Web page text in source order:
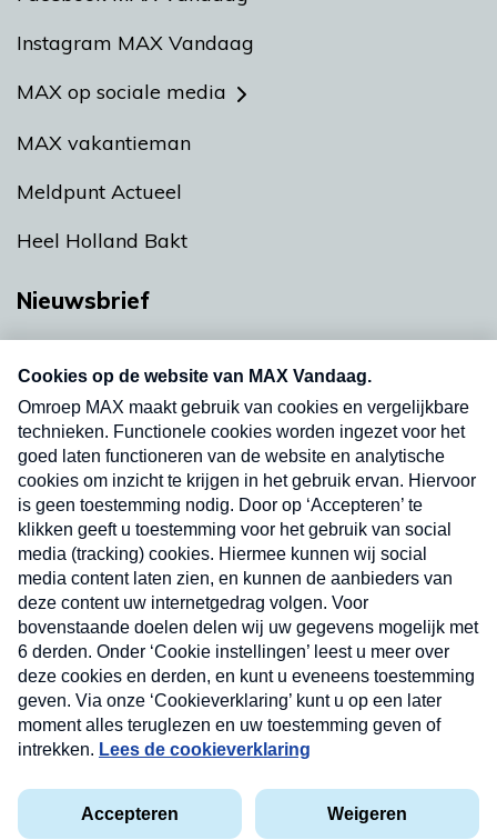
Instagram MAX Vandaag
MAX op sociale media
MAX vakantieman
Meldpunt Actueel
Heel Holland Bakt
Nieuwsbrief
nieuwsbrief. Elke vrijdag- en dinsdagochtend in
uw mailbox.
Verzend
Privacyverklaring
Cookieverklaring
Kwetsbaarheid melden
Nieuwsbrief
Neem hier een gratis abonnement op onze
nieuwsbrief. Elke vrijdag- en dinsdagochtend in uw